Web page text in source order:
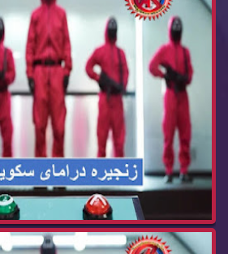
زنجیره‌ درامای سكوید گه‌یم ئه‌ڵقه‌ی 12 Squid Ga...